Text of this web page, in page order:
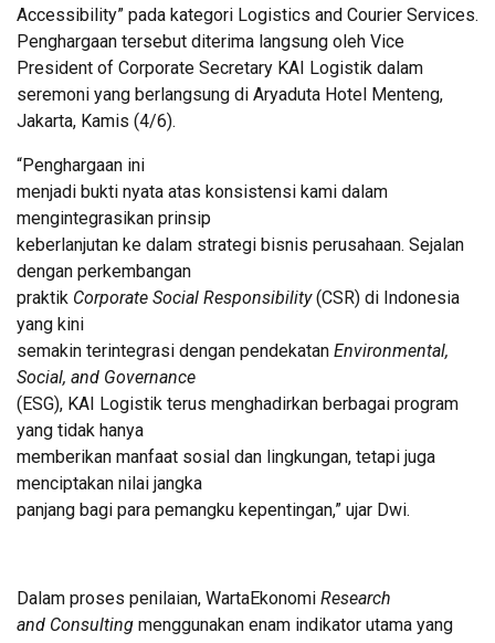
Accessibility” pada kategori Logistics and Courier Services.
Penghargaan tersebut diterima langsung oleh Vice
President of Corporate Secretary KAI Logistik dalam
seremoni yang berlangsung di Aryaduta Hotel Menteng,
Jakarta, Kamis (4/6).
“Penghargaan ini
menjadi bukti nyata atas konsistensi kami dalam
mengintegrasikan prinsip
keberlanjutan ke dalam strategi bisnis perusahaan. Sejalan
dengan perkembangan
praktik Corporate Social Responsibility(CSR) di Indonesia
yang kini
semakin terintegrasi dengan pendekatan Environmental,
Social, and Governance
(ESG), KAI Logistik terus menghadirkan berbagai program
yang tidak hanya
memberikan manfaat sosial dan lingkungan, tetapi juga
menciptakan nilai jangka
panjang bagi para pemangku kepentingan,” ujar Dwi.
Dalam proses penilaian, WartaEkonomi Research
and Consulting menggunakan enam indikator utama yang